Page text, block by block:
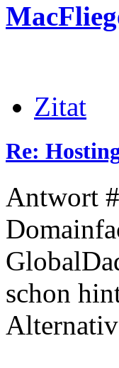
Zitat
Re:
Antwort
schon